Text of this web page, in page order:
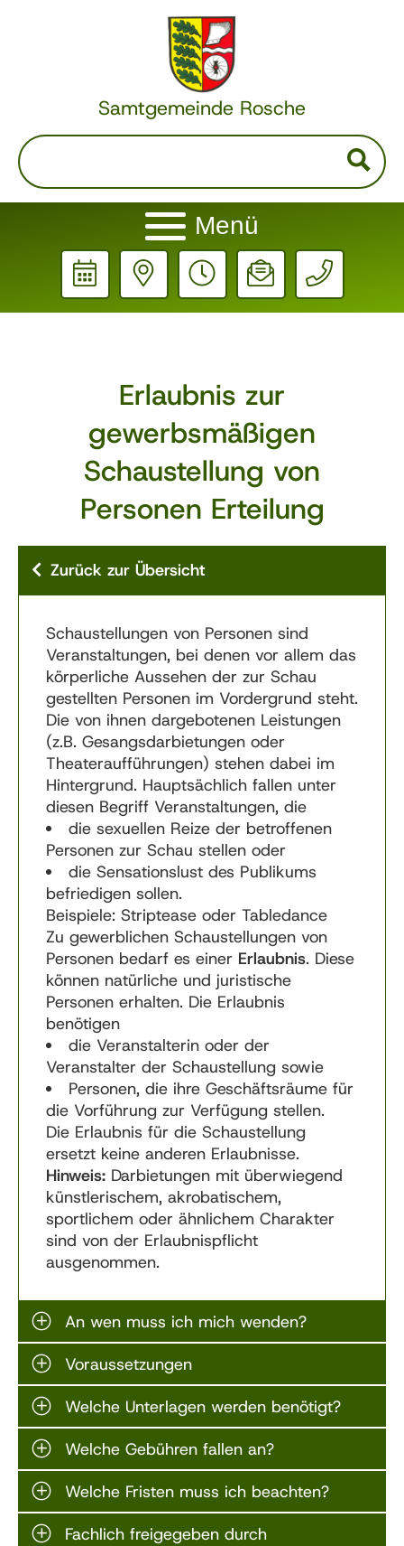
Samtgemeinde Rosche
Menü
Erlaubnis zur
gewerbsmäßigen
Schaustellung von
Personen Erteilung
Zurück zur Übersicht
Schaustellungen von Personen sind
Veranstaltungen, bei denen vor allem das
körperliche Aussehen der zur Schau
gestellten Personen im Vordergrund steht.
Die von ihnen dargebotenen Leistungen
(z.B. Gesangsdarbietungen oder
Theateraufführungen) stehen dabei im
Hintergrund. Hauptsächlich fallen unter
diesen Begriff Veranstaltungen, die
die sexuellen Reize der betroffenen
Personen zur Schau stellen oder
die Sensationslust des Publikums
befriedigen sollen.
Beispiele: Striptease oder Tabledance
Zu gewerblichen Schaustellungen von
Personen bedarf es einer Erlaubnis. Diese
können natürliche und juristische
Personen erhalten. Die Erlaubnis
benötigen
die Veranstalterin oder der
Veranstalter der Schaustellung sowie
Personen, die ihre Geschäftsräume für
die Vorführung zur Verfügung stellen.
Die Erlaubnis für die Schaustellung
ersetzt keine anderen Erlaubnisse.
Hinweis: Darbietungen mit überwiegend
künstlerischem, akrobatischem,
sportlichem oder ähnlichem Charakter
sind von der Erlaubnispflicht
ausgenommen.
An wen muss ich mich wenden?
Voraussetzungen
Welche Unterlagen werden benötigt?
Welche Gebühren fallen an?
Welche Fristen muss ich beachten?
Fachlich freigegeben durch